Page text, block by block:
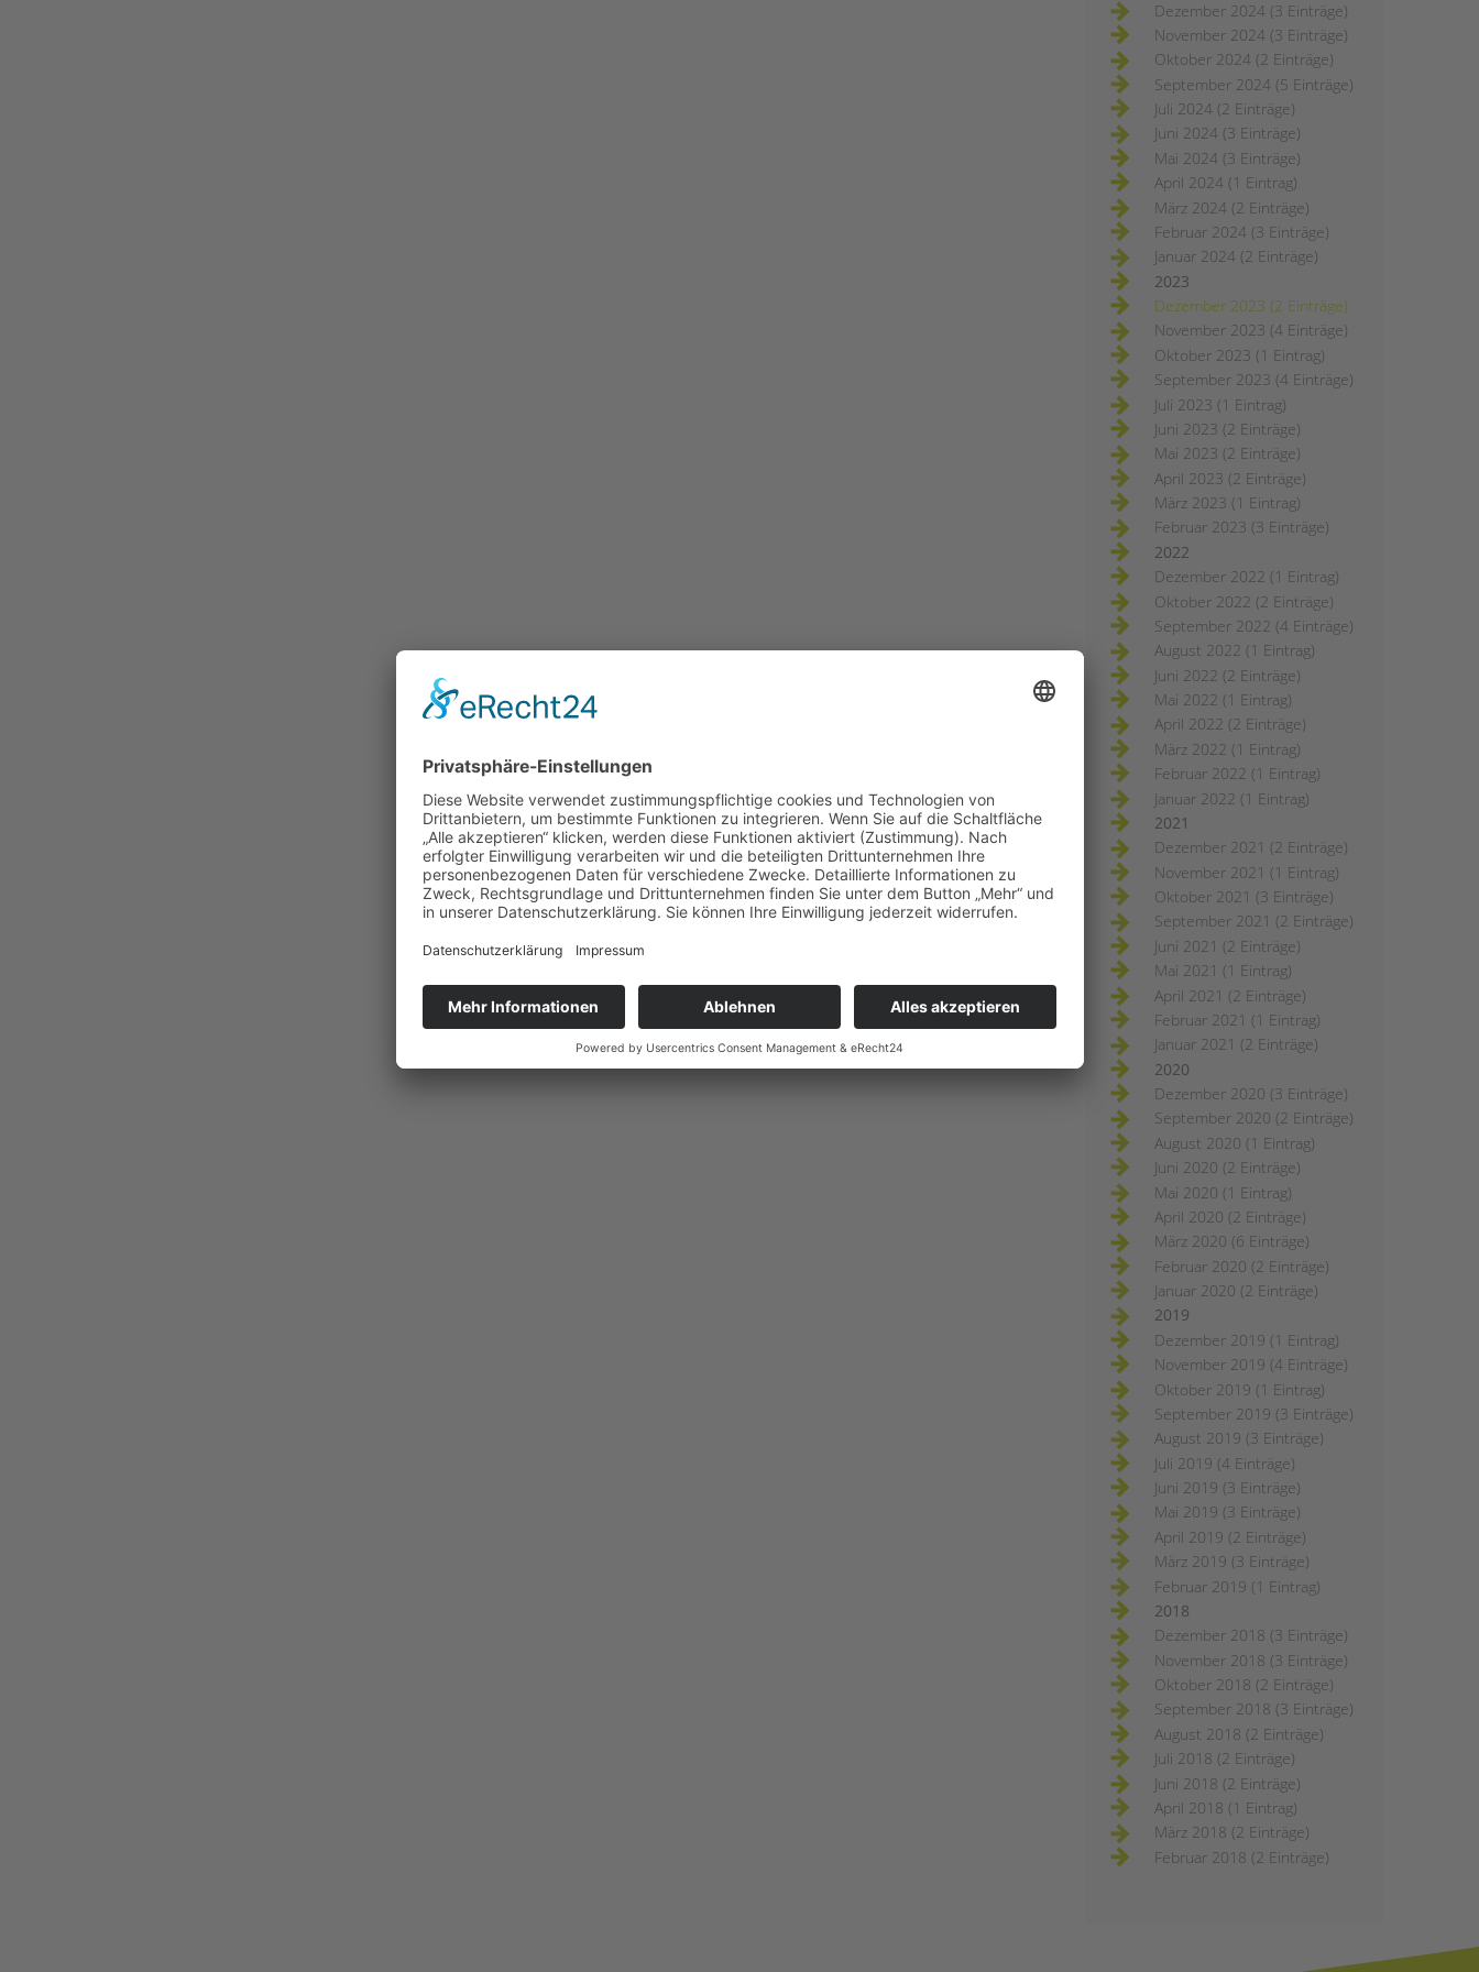
Dezember 2024 (3 Einträge)
November 2024 (3 Einträge)
Oktober 2024 (2 Einträge)
September 2024 (5 Einträge)
Juli 2024 (2 Einträge)
Juni 2024 (3 Einträge)
Mai 2024 (3 Einträge)
April 2024 (1 Eintrag)
März 2024 (2 Einträge)
Februar 2024 (3 Einträge)
Januar 2024 (2 Einträge)
2023
Dezember 2023 (2 Einträge)
November 2023 (4 Einträge)
Oktober 2023 (1 Eintrag)
September 2023 (4 Einträge)
Juli 2023 (1 Eintrag)
Juni 2023 (2 Einträge)
Mai 2023 (2 Einträge)
April 2023 (2 Einträge)
März 2023 (1 Eintrag)
Februar 2023 (3 Einträge)
2022
Dezember 2022 (1 Eintrag)
Oktober 2022 (2 Einträge)
September 2022 (4 Einträge)
August 2022 (1 Eintrag)
Juni 2022 (2 Einträge)
Mai 2022 (1 Eintrag)
April 2022 (2 Einträge)
März 2022 (1 Eintrag)
Februar 2022 (1 Eintrag)
Januar 2022 (1 Eintrag)
2021
Dezember 2021 (2 Einträge)
November 2021 (1 Eintrag)
Oktober 2021 (3 Einträge)
September 2021 (2 Einträge)
Juni 2021 (2 Einträge)
Mai 2021 (1 Eintrag)
April 2021 (2 Einträge)
Februar 2021 (1 Eintrag)
Januar 2021 (2 Einträge)
2020
Dezember 2020 (3 Einträge)
September 2020 (2 Einträge)
August 2020 (1 Eintrag)
Juni 2020 (2 Einträge)
Mai 2020 (1 Eintrag)
April 2020 (2 Einträge)
März 2020 (6 Einträge)
Februar 2020 (2 Einträge)
Januar 2020 (2 Einträge)
2019
Dezember 2019 (1 Eintrag)
November 2019 (4 Einträge)
Oktober 2019 (1 Eintrag)
September 2019 (3 Einträge)
August 2019 (3 Einträge)
Juli 2019 (4 Einträge)
Juni 2019 (3 Einträge)
Mai 2019 (3 Einträge)
April 2019 (2 Einträge)
März 2019 (3 Einträge)
Februar 2019 (1 Eintrag)
2018
Dezember 2018 (3 Einträge)
November 2018 (3 Einträge)
Oktober 2018 (2 Einträge)
September 2018 (3 Einträge)
August 2018 (2 Einträge)
Juli 2018 (2 Einträge)
Juni 2018 (2 Einträge)
April 2018 (1 Eintrag)
März 2018 (2 Einträge)
Februar 2018 (2 Einträge)